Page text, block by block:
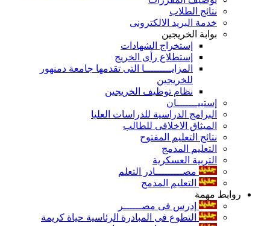
نتائج الطلاب
خدمة البريد الالكترونى
بوابة الخريجين
إستخراج الشهادات
إستطلاع رأى الخريج
المزايـــــــــا التى تقدمها جامعة دمنهور
للخريجين
نظام توظيف الخريجين
إستبيـــــــان
البرامج الدراسية للدراسات العليا
الميثاق الاخلاقى للطالب
نتائج التعليم المفتوح
التعليم المدمج
التربية العسكرية
مصـــــــــادر التعلم
التعليم المدمج
روابط مهمة
إدرس فى مصــــــر
التطوع فى المبادرة الرئاسية حياة كريمة